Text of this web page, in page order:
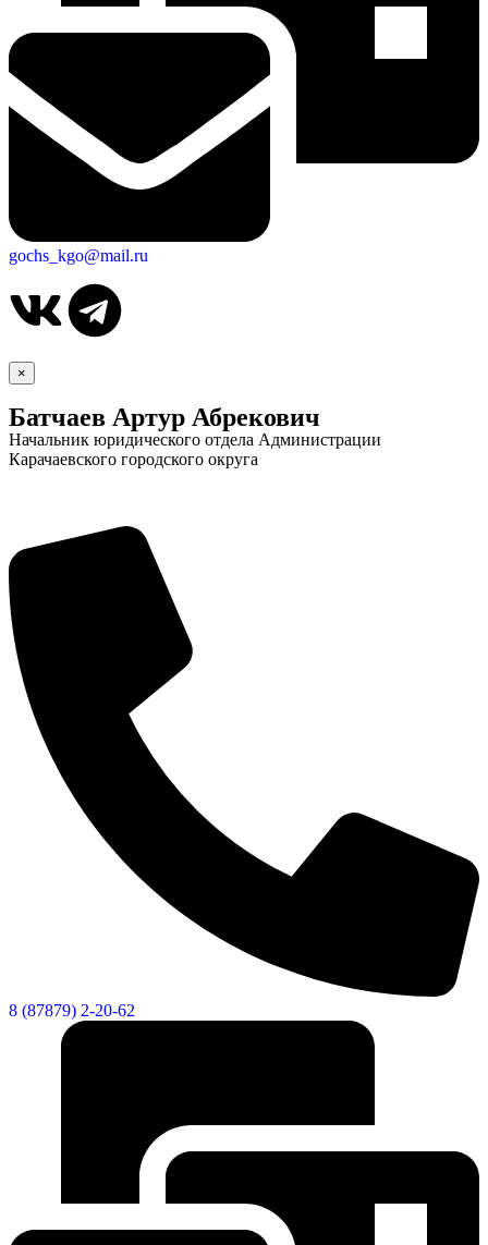
gochs_kgo@mail.ru
×
Батчаев Артур Абрекович
Начальник юридического отдела Администрации
Карачаевского городского округа
8 (87879) 2-20-62